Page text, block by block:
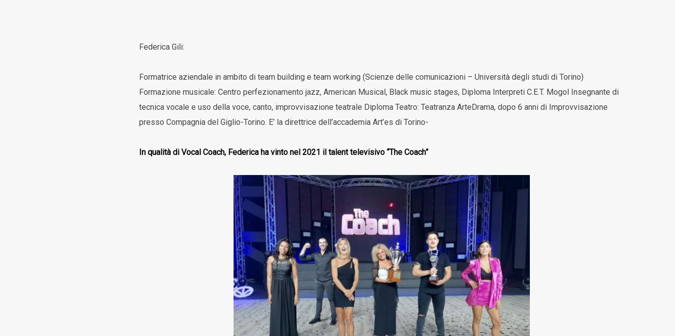
Federica Gili:
Formatrice aziendale in ambito di team building e team working (Scienze delle comunicazioni – Università degli studi di Torino)
Formazione musicale: Centro perfezionamento jazz, American Musical, Black music stages, Diploma Interpreti C.E.T. Mogol Insegnante di
tecnica vocale e uso della voce, canto, improvvisazione teatrale Diploma Teatro: Teatranza ArteDrama, dopo 6 anni di Improvvisazione
presso Compagnia del Giglio-Torino. E’ la direttrice dell’accademia Art’es di Torino-
In qualità di Vocal Coach, Federica ha vinto nel 2021 il talent televisivo “The Coach”